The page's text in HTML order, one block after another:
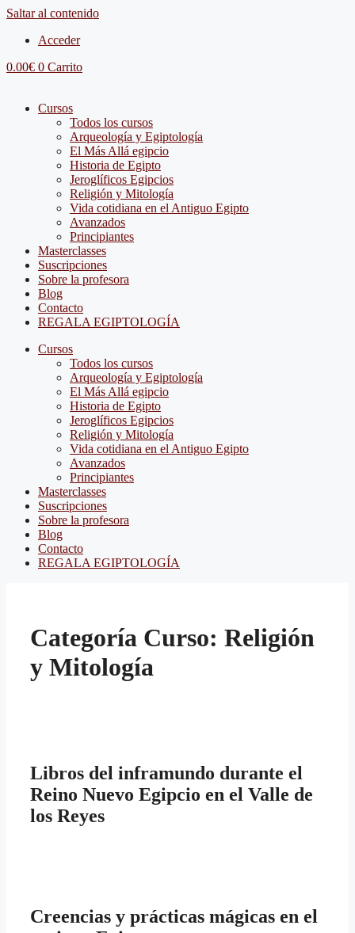
Saltar al contenido
Acceder
0.00€ 0 Carrito
Cursos
Todos los cursos
Arqueología y Egiptología
El Más Allá egipcio
Historia de Egipto
Jeroglíficos Egipcios
Religión y Mitología
Vida cotidiana en el Antiguo Egipto
Avanzados
Principiantes
Masterclasses
Suscripciones
Sobre la profesora
Blog
Contacto
REGALA EGIPTOLOGÍA
Cursos
Todos los cursos
Arqueología y Egiptología
El Más Allá egipcio
Historia de Egipto
Jeroglíficos Egipcios
Religión y Mitología
Vida cotidiana en el Antiguo Egipto
Avanzados
Principiantes
Masterclasses
Suscripciones
Sobre la profesora
Blog
Contacto
REGALA EGIPTOLOGÍA
Categoría Curso: Religión
y Mitología
Libros del inframundo durante el
Reino Nuevo Egipcio en el Valle de
los Reyes
Creencias y prácticas mágicas en el